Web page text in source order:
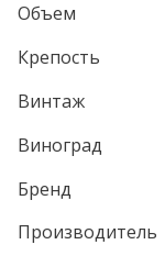
Объем
Крепость
Винтаж
Виноград
Бренд
Производитель